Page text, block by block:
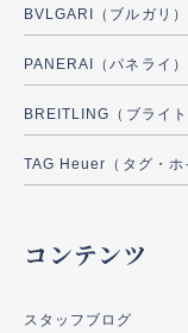
BVLGARI（ブルガリ）
PANERAI（パネライ）
BREITLING（ブライト
TAG Heuer（タグ・ホ
コンテンツ
スタッフブログ